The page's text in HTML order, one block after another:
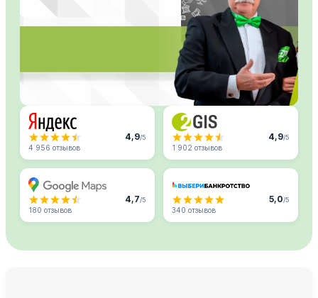
4,9/5
4 956 отзывов
4,9/5
1 902 отзывов
4,7/5
180 отзывов
5,0/5
340 отзывов